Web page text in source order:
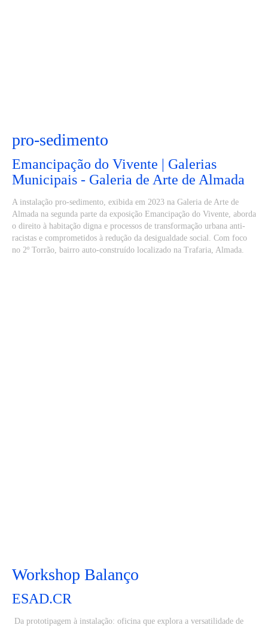
pro-sedimento
Emancipação do Vivente | Galerias
Municipais - Galeria de Arte de Almada
A instalação pro-sedimento, exibida em 2023 na Galeria de Arte de
Almada na segunda parte da exposição Emancipação do Vivente, aborda
o direito à habitação digna e processos de transformação urbana anti-
racistas e comprometidos à redução da desigualdade social. Com foco
no 2º Torrão, bairro auto-construído localizado na Trafaria, Almada.
Workshop Balanço
ESAD.CR
Da prototipagem à instalação: oficina que explora a versatilidade de